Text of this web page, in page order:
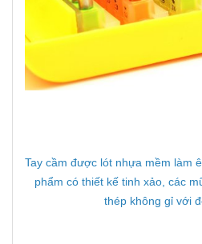
Tay cầm được lót nhựa mềm làm
phẩm có thiết kế tinh xảo, các
thép không gỉ với